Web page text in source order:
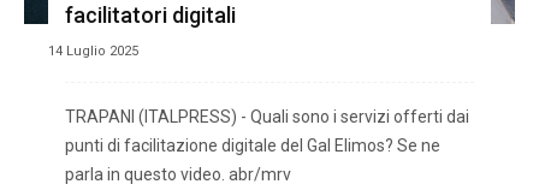
facilitatori digitali
14 Luglio 2025
TRAPANI (ITALPRESS) - Quali sono i servizi offerti dai
punti di facilitazione digitale del Gal Elimos? Se ne
parla in questo video. abr/mrv